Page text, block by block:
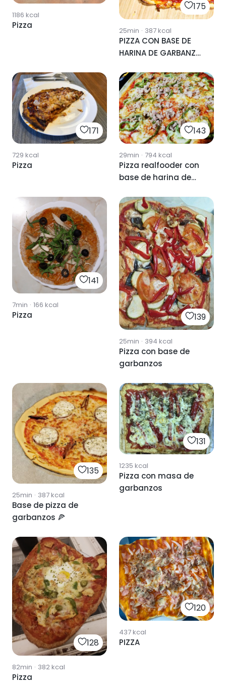
1186 kcal
Pizza
175
25min · 387kcal
PIZZA CON BASE DE
HARINA DE GARBANZO
171
729 kcal
Pizza
143
29min · 794 kcal
Pizza realfooder con
base de harina de
141
7min · 166 kcal
Pizza 139
25min · 394 kcal
Pizza con base de
garbanzos
135
25min · 387kcal
Base de pizza de
garbanzos 🍕
131
1235 kcal
Pizza con masa de
garbanzos
128
82min · 382kcal
Pizza
120
437kcal
PIZZA